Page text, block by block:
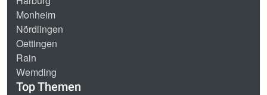
Monheim
Nördlingen
Oettingen
Rain
Wemding
Top Themen